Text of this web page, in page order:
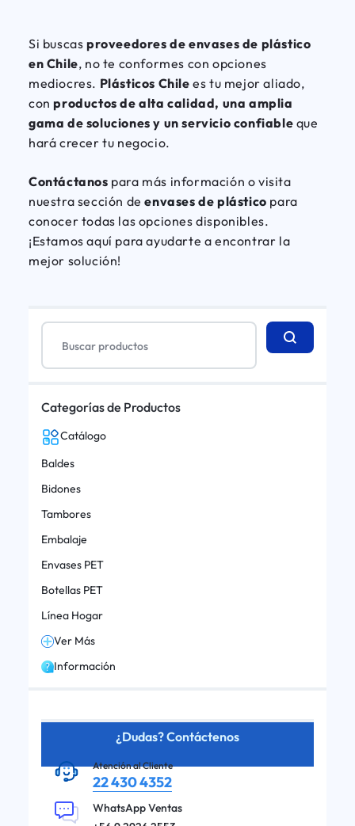
Si buscas proveedores de envases de plástico
en Chile, no te conformes con opciones
mediocres. Plásticos Chile es tu mejor aliado,
conproductos de alta calidad, una amplia
gama de soluciones y un servicio confiable que
hará crecer tu negocio.
Contáctanos para más información o visita
nuestra sección deenvases de plástico para
conocer todas las opciones disponibles.
¡Estamos aquí para ayudarte a encontrar la
mejor solución!
Categorías de Productos
Catálogo
Baldes
Bidones
Tambores
Embalaje
Envases PET
Botellas PET
Línea Hogar
Ver Más
Información
¿Dudas? Contáctenos
Atención al Cliente
22 430 4352
WhatsApp Ventas